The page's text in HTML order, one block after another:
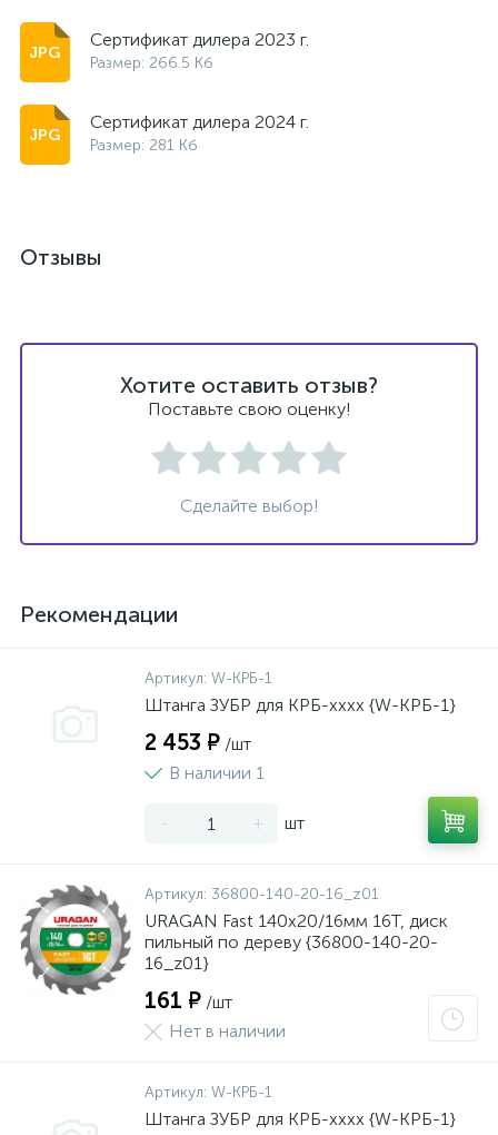
Сертификат дилера 2023 г.
Размер: 266.5 Кб
Сертификат дилера 2024 г.
Размер: 281 Кб
Отзывы
Хотите оставить отзыв?
Поставьте свою оценку!
Сделайте выбор!
Рекомендации
Артикул: W-КРБ-1
Штанга ЗУБР для КРБ-хххх {W-КРБ-1}
2 453 ₽ /шт
В наличии 1
- + шт
Артикул: 36800-140-20-16_z01
URAGAN Fast 140x20/16мм 16Т, диск
пильный по дереву {36800-140-20-
16_z01}
161 ₽ /шт
Нет в наличии
Артикул: W-КРБ-1
Штанга ЗУБР для КРБ-хххх {W-КРБ-1}